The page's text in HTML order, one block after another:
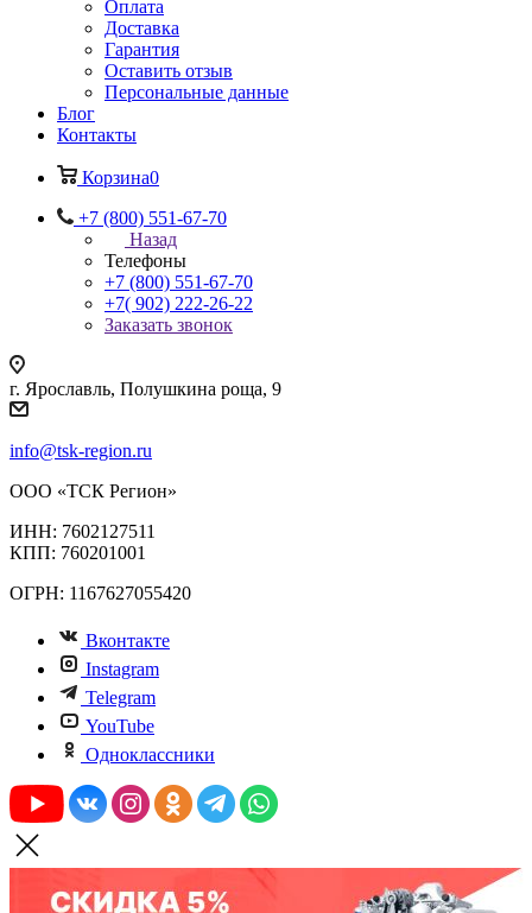
Оплата
Доставка
Гарантия
Оставить отзыв
Персональные данные
Блог
Контакты
Корзина0
+7 (800) 551-67-70
Назад
Телефоны
+7 (800) 551-67-70
+7( 902) 222-26-22
Заказать звонок
г. Ярославль, Полушкина роща, 9
info@tsk-region.ru
ООО «ТСК Регион»
ИНН: 7602127511
КПП: 760201001
ОГРН: 1167627055420
Вконтакте
Instagram
Telegram
YouTube
Одноклассники